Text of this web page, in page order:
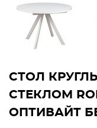
СТОЛ
СТЕКЛОМ
ОПТИВАЙТ